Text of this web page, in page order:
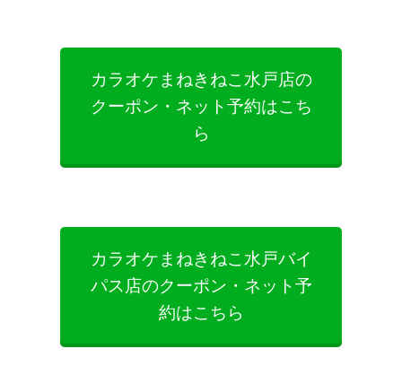
カラオケまねきねこ水戸店の
クーポン・ネット予約はこち
ら
カラオケまねきねこ水戸バイ
パス店のクーポン・ネット予
約はこちら